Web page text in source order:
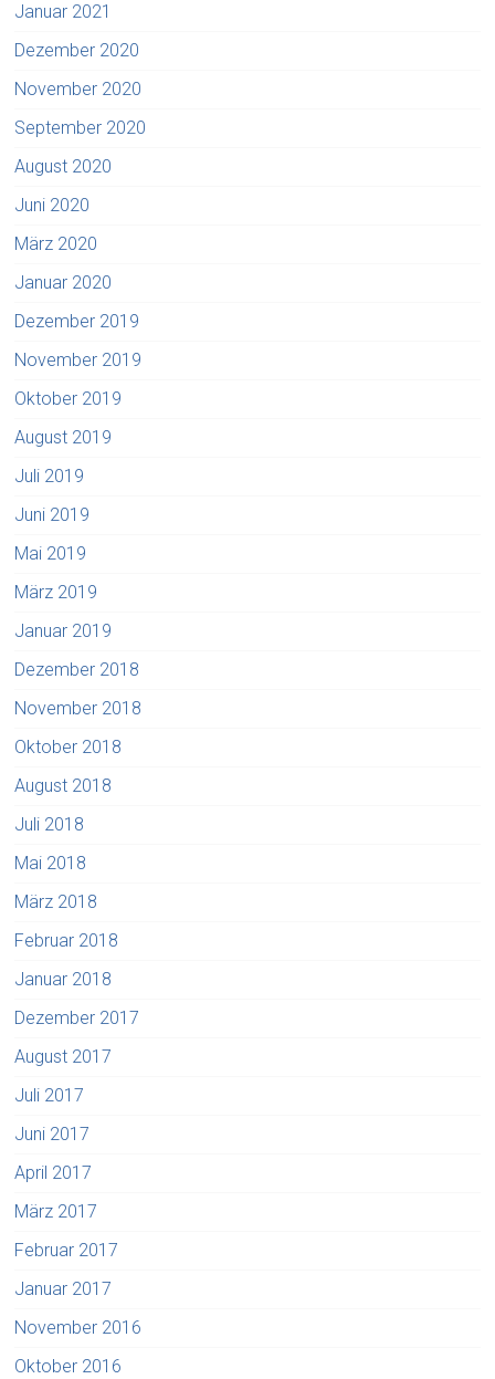
Januar 2021
Dezember 2020
November 2020
September 2020
August 2020
Juni 2020
März 2020
Januar 2020
Dezember 2019
November 2019
Oktober 2019
August 2019
Juli 2019
Juni 2019
Mai 2019
März 2019
Januar 2019
Dezember 2018
November 2018
Oktober 2018
August 2018
Juli 2018
Mai 2018
März 2018
Februar 2018
Januar 2018
Dezember 2017
August 2017
Juli 2017
Juni 2017
April 2017
März 2017
Februar 2017
Januar 2017
November 2016
Oktober 2016